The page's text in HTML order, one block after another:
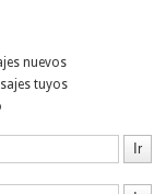
nuevos
tuyos